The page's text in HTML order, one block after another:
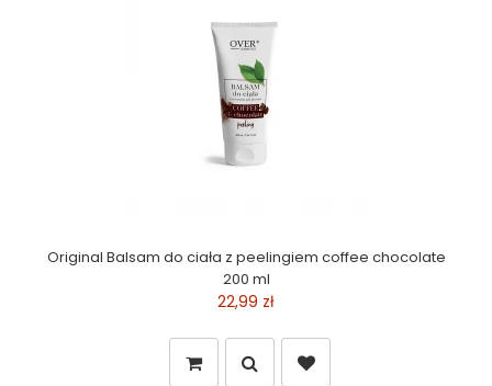
Original Balsam do ciała z peelingiem coffee chocolate
200 ml
22,99 zł